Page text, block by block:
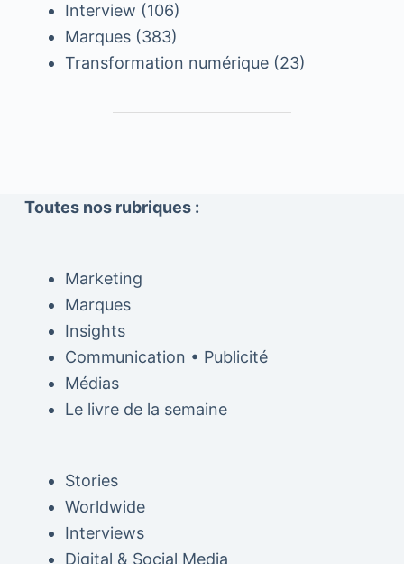
Interview (106)
Marques(383)
Transformation numérique(23)
Toutes nos rubriques :
Marketing
Marques
Insights
Communication • Publicité
Médias
Le livre de la semaine
Stories
Worldwide
Interviews
Digital & Social Media